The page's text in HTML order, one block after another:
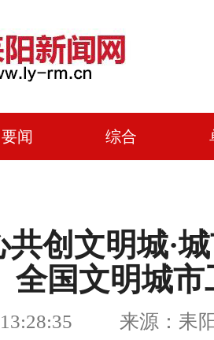
要闻 综合
共创文明城·
全国文明城
13:28:35 来源：耒阳